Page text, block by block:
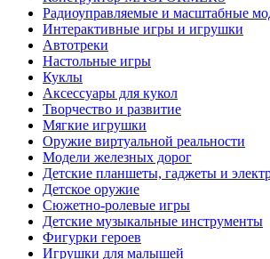
Радиоуправляемые и масштабные
Интерактивные игры и игрушки
Автотреки
Настольные игры
Куклы
Аксессуары для кукол
Творчество и развитие
Мягкие игрушки
Оружие виртуальной реальности
Модели железных дорог
Детские планшеты, гаджеты и
Детское оружие
Сюжетно-ролевые игры
Детские музыкальные инструменты
Фигурки героев
Игрушки для малышей